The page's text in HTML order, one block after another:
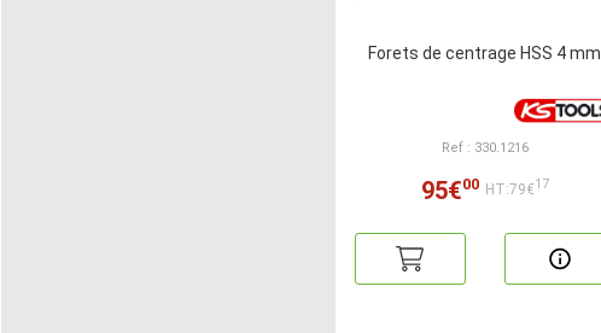
Forets de centrage HSS 4 mm
Ref : 330.1216
95€00 HT:79€17